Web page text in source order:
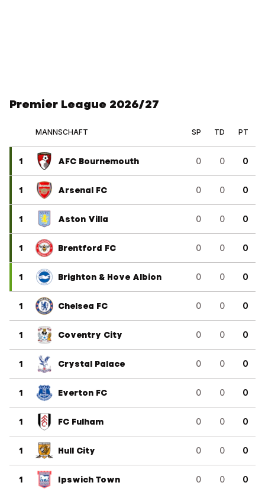
Premier League 2026/27
MANNSCHAFT SP TD PT
1 AFC Bournemouth 0 0 0
1 Arsenal FC 0 0 0
1 Aston Villa 0 0 0
1 Brentford FC 0 0 0
1 Brighton & Hove Albion 0 0 0
1 Chelsea FC 0 0 0
1 Coventry City 0 0 0
1 Crystal Palace 0 0 0
1 Everton FC 0 0 0
1 FC Fulham 0 0 0
1 Hull City 0 0 0
1 Ipswich Town 0 0 0